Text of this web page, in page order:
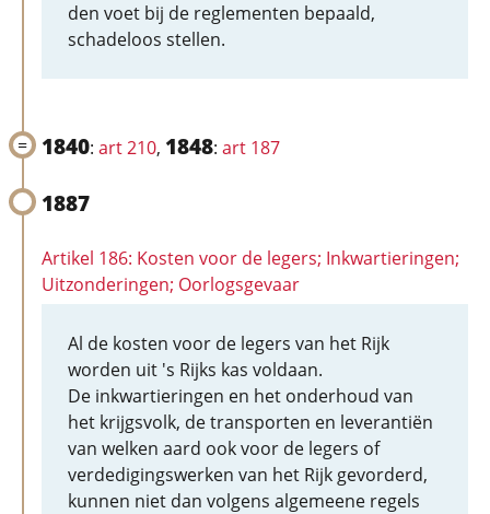
den voet bij de reglementen bepaald,
schadeloos stellen.
1840: art 210, 1848: art 187
1887
Artikel 186: Kosten voor de legers; Inkwartieringen;
Uitzonderingen; Oorlogsgevaar
Al de kosten voor de legers van het Rijk
worden uit 's Rijks kas voldaan.
De inkwartieringen en het onderhoud van
het krijgsvolk, de transporten en leverantiën
van welken aard ook voor de legers of
verdedigingswerken van het Rijk gevorderd,
kunnen niet dan volgens algemeene regels